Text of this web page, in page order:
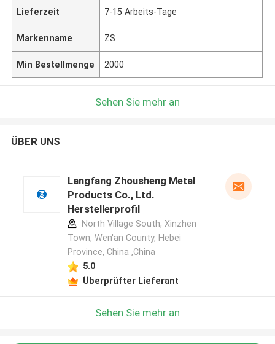
Lieferzeit 7-15 Arbeits-Tage
Markenname ZS
Min Bestellmenge 2000
Sehen Sie mehr an
ÜBER UNS
Langfang Zhousheng Metal
Products Co., Ltd.
Herstellerprofil
North Village South, Xinzhen
Town, Wen'an County, Hebei
Province, China ,China
5.0
Überprüfter Lieferant
Sehen Sie mehr an